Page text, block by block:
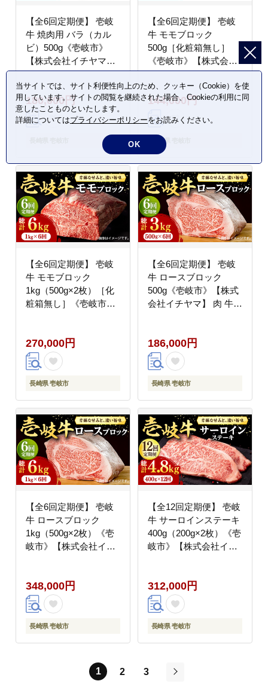
【全6回定期便】 壱岐
牛 焼肉用 バラ（カル
ビ）500g《壱岐市》
【株式会社イチヤマ】
肉 牛肉 焼肉 バラ カル
ビ BBQ [JFE034]
200000 200000円 20万
円
180,000円
【全6回定期便】 壱岐
牛 モモブロック
500g［化粧箱無し］
《壱岐市》【株式会社
イチヤマ】 肉 牛肉 モ
モ ブロック ステーキ
BBQ [JFE035] 100000
144,000円
長崎県 壱岐市
【全6回定期便】 壱岐
牛 モモブロック
1kg（500g×2枚）［化
粧箱無し］《壱岐市》
ステーキ [JFE036]
300000 300000円 30万
円
270,000円
長崎県 壱岐市
【全6回定期便】 壱岐
牛 ロースブロック
500g《壱岐市》【株式
会社イチヤマ】 肉 牛肉
200000 200000円 20万
円
186,000円
長崎県 壱岐市
【全6回定期便】 壱岐
牛 ロースブロック
1kg（500g×2枚）《壱
岐市》【株式会社イチ
[JFE038] 300000
300000円 30万円
348,000円
長崎県 壱岐市
【全12回定期便】 壱岐
牛 サーロインステーキ
400g（200g×2枚）《壱
岐市》【株式会社イチ
BBQ [JFE041] 300000
300000円 30万円
312,000円
長崎県 壱岐市
1 2
3
当サイトでは、サイト利便性向上のため、クッキー（Cookie）を使
用しています。サイトの閲覧を継続された場合、Cookieの利用に同
意したことものといたします。
詳細についてはプライバシーポリシーをお読みください。
OK